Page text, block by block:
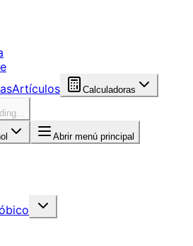
Artículos Calculadoras
Abrir menú principal